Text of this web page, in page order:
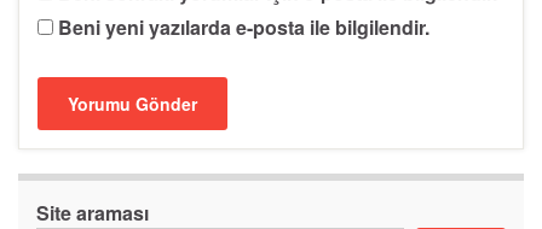
Beni yeni yazılarda e-posta ile bilgilendir.
Site araması